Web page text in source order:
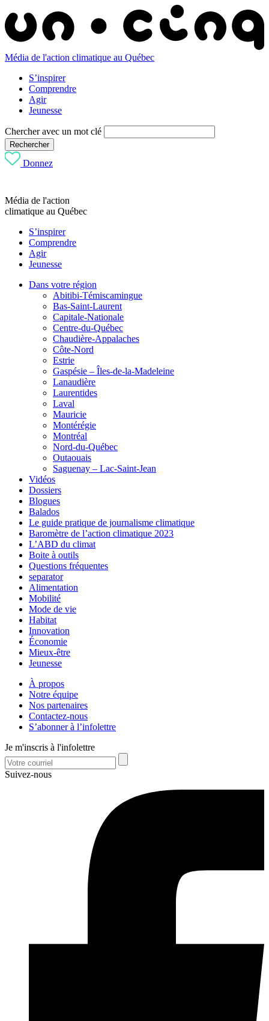
Média de l'action climatique au Québec
S’inspirer
Comprendre
Agir
Jeunesse
Chercher avec un mot clé
Rechercher
Donnez
Média de l'action
climatique au Québec
S’inspirer
Comprendre
Agir
Jeunesse
Dans votre région
Abitibi-Témiscamingue
Bas-Saint-Laurent
Capitale-Nationale
Centre-du-Québec
Chaudière-Appalaches
Côte-Nord
Estrie
Gaspésie – Îles-de-la-Madeleine
Lanaudière
Laurentides
Laval
Mauricie
Montérégie
Montréal
Nord-du-Québec
Outaouais
Saguenay – Lac-Saint-Jean
Vidéos
Dossiers
Blogues
Balados
Le guide pratique de journalisme climatique
Baromètre de l’action climatique 2023
L’ABD du climat
Boite à outils
Questions fréquentes
separator
Alimentation
Mobilité
Mode de vie
Habitat
Innovation
Économie
Mieux-être
Jeunesse
À propos
Notre équipe
Nos partenaires
Contactez-nous
S’abonner à l’infolettre
Je m'inscris à l'infolettre
Suivez-nous